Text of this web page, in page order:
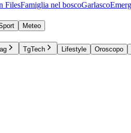
FilesFamiglia nel boscoGarlasco
Meteo
TgTech Lifestyle Oroscopo